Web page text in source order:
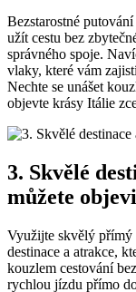
Bezstarostné
užít cestu bez
správného spoje.
vlaky, které vám
Nechte se unášet
objevte krásy Itálie
3. Skvělé
můžete
Využijte skvělý přímý
destinace a atrakce,
kouzlem cestování
rychlou jízdu přímo